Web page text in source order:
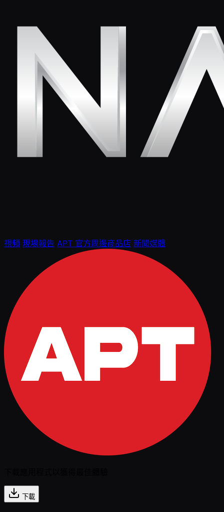
視頻 現場報告 APT 官方周邊商品店 新聞媒體
下載